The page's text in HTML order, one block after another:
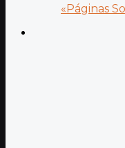
«Páginas